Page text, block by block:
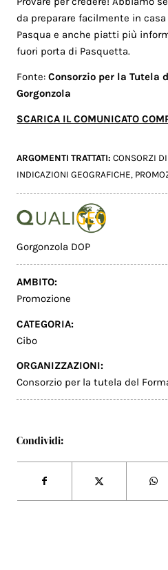
da preparare facilmente in
Pasqua e anche piatti più
fuori porta di Pasquetta.
Fonte:Consorzio per la Tutela
Gorgonzola
SCARICA IL COMUNICATO
ARGOMENTI TRATTATI:CONSORZI
INDICAZIONI GEOGRAFICHE,
Gorgonzola DOP
AMBITO:
Promozione
CATEGORIA:
Cibo
ORGANIZZAZIONI:
Consorzio per la tutela del
Condividi: